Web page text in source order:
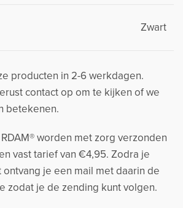
Zwart
producten in 2-6 werkdagen.
contact op om te kijken of we
betekenen.
worden met zorg verzonden
vast tarief van €4,95. Zodra je
je een mail met daarin de
zodat je de zending kunt volgen.